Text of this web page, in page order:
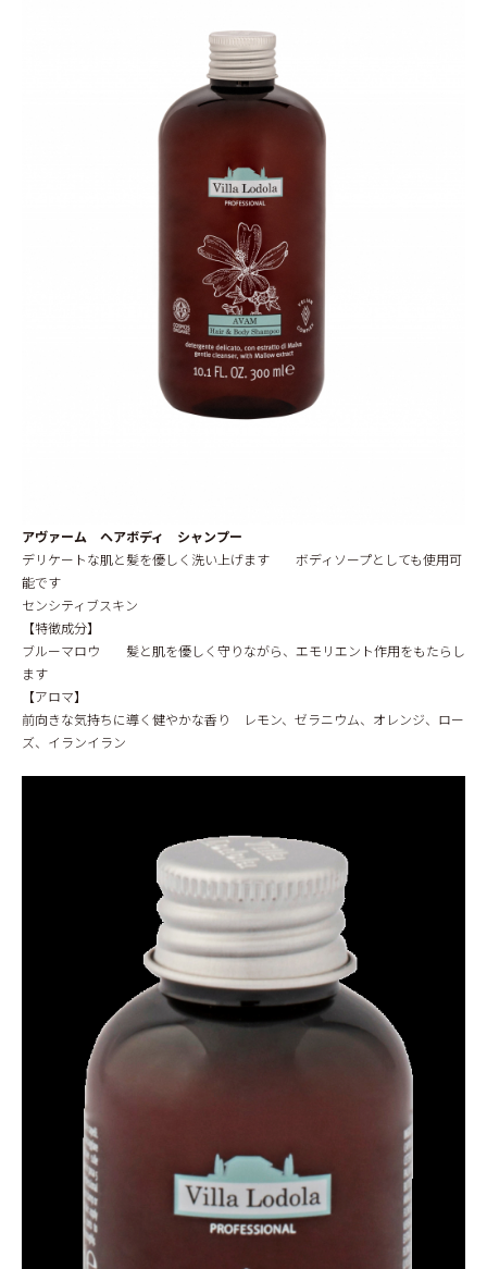
アヴァーム ヘアボディ シャンプー
デリケートな肌と髪を優しく洗い上げます ボディソープとしても使用可
能です
センシティブスキン
【特徴成分】
ブルーマロウ 髪と肌を優しく守りながら、エモリエント作用をもたらし
ます
【アロマ】
前向きな気持ちに導く健やかな香り レモン、ゼラニウム、オレンジ、ロー
ズ、イランイラン